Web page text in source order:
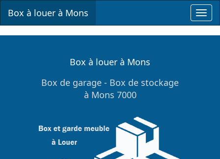
Box à louer à Mons
Box à louer à Mons
Box de garage - Box de stockage
à Mons 7000